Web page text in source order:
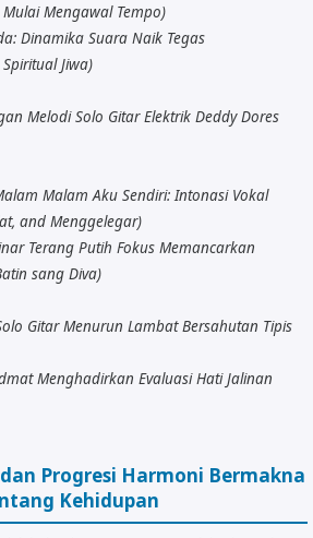
Mengawal Tempo)
Dinamika Suara Naik Tegas
Jiwa)
Melodi Solo Gitar Elektrik Deddy Dores
Malam Aku Sendiri: Intonasi Vokal
and Menggelegar)
Terang Putih Fokus Memancarkan
sang Diva)
Gitar Menurun Lambat Bersahutan Tipis
Menghadirkan Evaluasi Hati Jalinan
Progresi Harmoni Bermakna
Kehidupan